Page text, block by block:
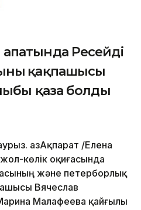
Ресейдің
қақпашысы
қаза болды
ҚазАқпарат /Елена
көлік оқиғасында
және петерборлық
Вячеслав
Малафеева қайғылы